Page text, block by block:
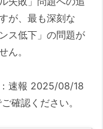
が、最も深刻な
ス低下」の問題が
ん。
速報 2025/08/18
確認ください。